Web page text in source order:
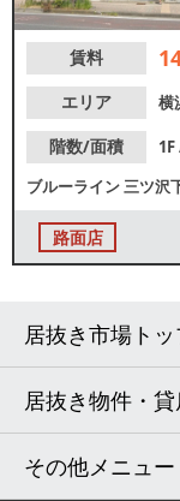
賃料
エリア
横
階数/面積
ブルーライン三ツ沢
路面店
居抜き市場ト
居抜き物件・
その他メニュー